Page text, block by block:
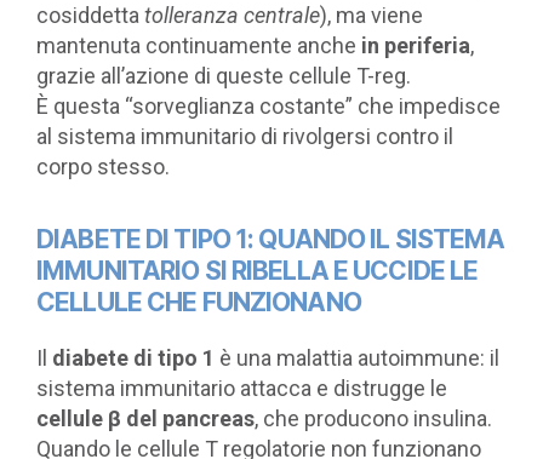
cosiddetta tolleranza centrale), ma viene
mantenuta continuamente anche in periferia,
grazie all’azione di queste cellule T-reg.
È questa “sorveglianza costante” che impedisce
al sistema immunitario di rivolgersi contro il
corpo stesso.
DIABETE DI TIPO 1: QUANDO IL SISTEMA
IMMUNITARIO SI RIBELLA E UCCIDE LE
CELLULE CHE FUNZIONANO
Il diabete di tipo 1 è una malattia autoimmune: il
sistema immunitario attacca e distrugge le
cellule β del pancreas, che producono insulina.
Quando le cellule T regolatorie non funzionano